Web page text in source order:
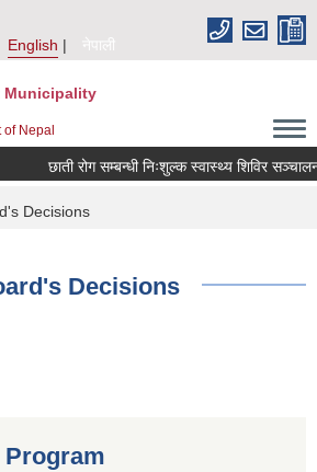
English
नेपाली
Municipality
Nepal
छाती रोग सम्बन्धी निःशुल्क स्वास्थ्य शिविर सञ्चालन
Decisions
Decisions
Program